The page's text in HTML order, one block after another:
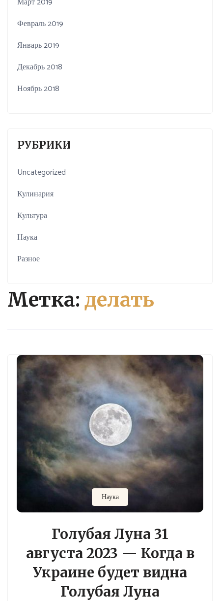
Метка: делать
Наука
Голубая Луна 31
августа 2023 — Когда в
Украине будет видна
Голубая Луна
Февраль 2019
Январь 2019
Декабрь 2018
Ноябрь 2018
РУБРИКИ
Uncategorized
Кулинария
Культура
Наука
Разное